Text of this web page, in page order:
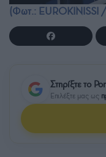
(Φωτ.: EUROKINISSI
Στηρίξτε το
Επιλέξτε μας ως